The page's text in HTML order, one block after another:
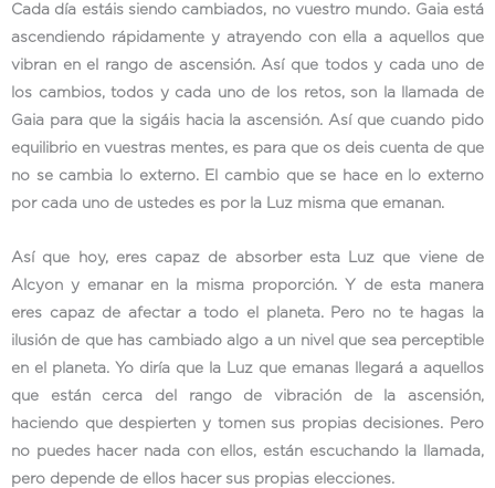
Cada día estáis siendo cambiados, no vuestro mundo. Gaia está
ascendiendo rápidamente y atrayendo con ella a aquellos que
vibran en el rango de ascensión. Así que todos y cada uno de
los cambios, todos y cada uno de los retos, son la llamada de
Gaia para que la sigáis hacia la ascensión. Así que cuando pido
equilibrio en vuestras mentes, es para que os deis cuenta de que
no se cambia lo externo. El cambio que se hace en lo externo
por cada uno de ustedes es por la Luz misma que emanan.
Así que hoy, eres capaz de absorber esta Luz que viene de
Alcyon y emanar en la misma proporción. Y de esta manera
eres capaz de afectar a todo el planeta. Pero no te hagas la
ilusión de que has cambiado algo a un nivel que sea perceptible
en el planeta. Yo diría que la Luz que emanas llegará a aquellos
que están cerca del rango de vibración de la ascensión,
haciendo que despierten y tomen sus propias decisiones. Pero
no puedes hacer nada con ellos, están escuchando la llamada,
pero depende de ellos hacer sus propias elecciones.